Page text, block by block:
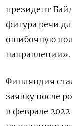
президент
фигура речи
ошибочную
направлении».
Финляндия
заявку после
в феврале